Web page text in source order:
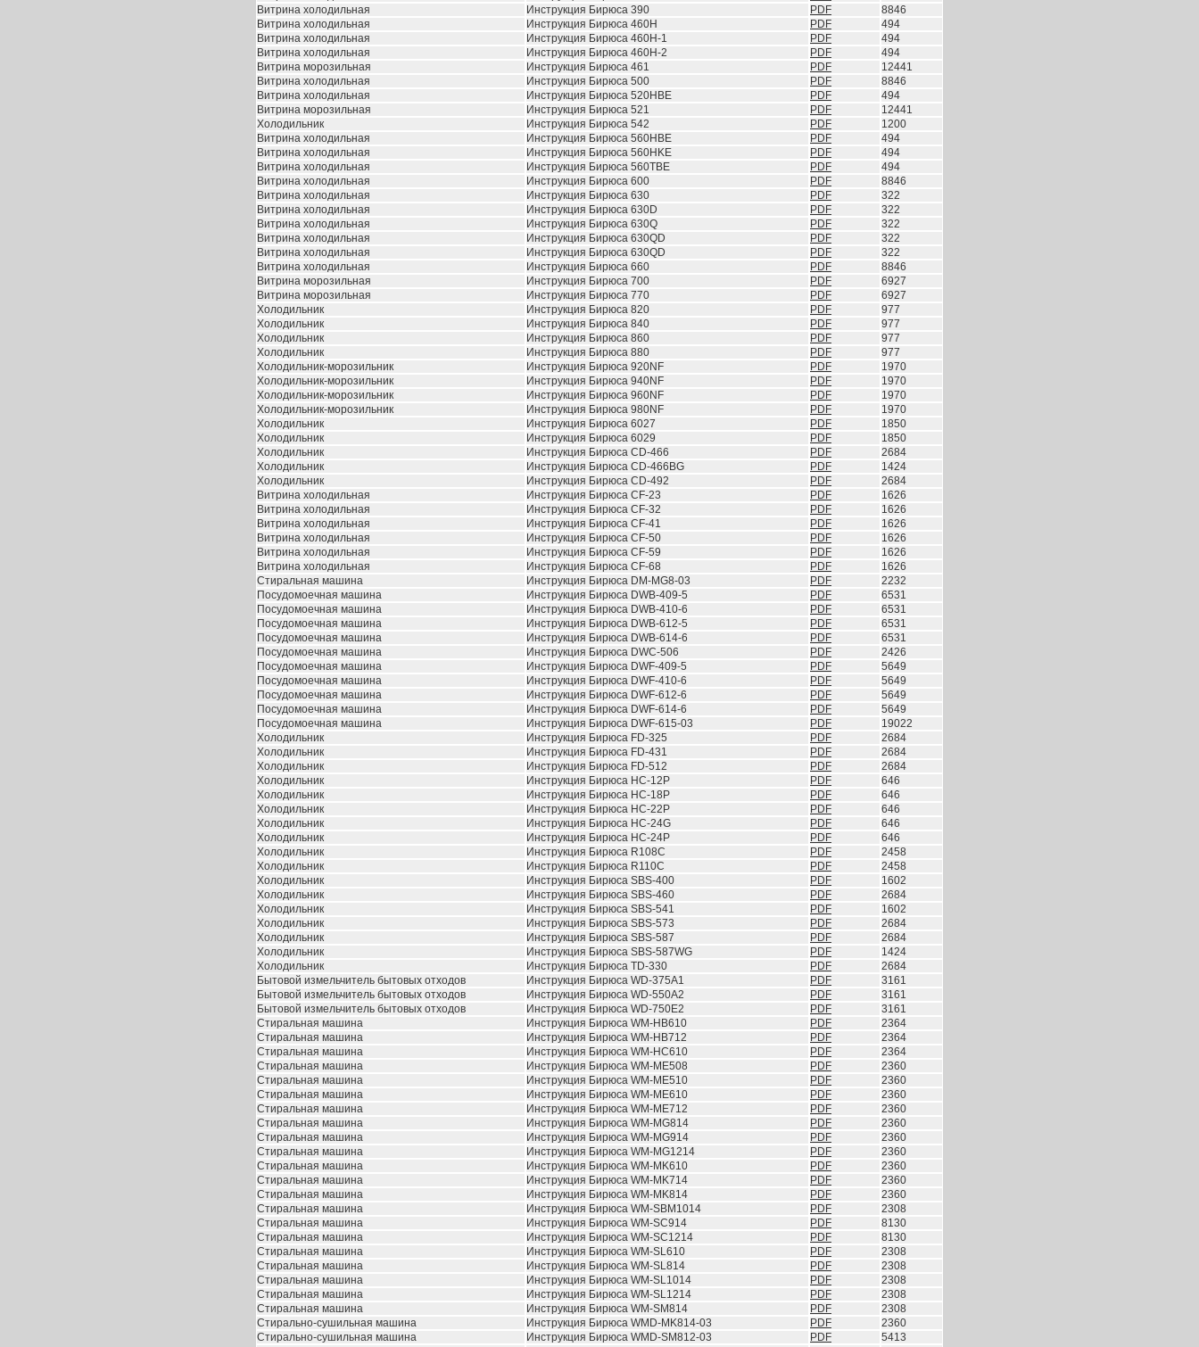
Витрина холодильная
Инструкция Бирюса 390 PDF
8846
Витрина холодильная
Инструкция Бирюса 460H PDF
494
Витрина холодильная
Инструкция Бирюса 460H-1 PDF
494
Витрина холодильная
Инструкция Бирюса 460H-2 PDF
494
Витрина морозильная
Инструкция Бирюса 461 PDF
12441
Витрина холодильная
Инструкция Бирюса 500 PDF
8846
Витрина холодильная
Инструкция Бирюса 520HBE PDF
494
Витрина морозильная
Инструкция Бирюса 521 PDF
12441
Холодильник
Инструкция Бирюса 542 PDF
1200
Витрина холодильная
Инструкция Бирюса 560HBE PDF
494
Витрина холодильная
Инструкция Бирюса 560HKE PDF
494
Витрина холодильная
Инструкция Бирюса 560TBE PDF
494
Витрина холодильная
Инструкция Бирюса 600 PDF
8846
Витрина холодильная
Инструкция Бирюса 630 PDF
322
Витрина холодильная
Инструкция Бирюса 630D PDF
322
Витрина холодильная
Инструкция Бирюса 630Q PDF
322
Витрина холодильная
Инструкция Бирюса 630QD PDF
322
Витрина холодильная
Инструкция Бирюса 630QD PDF
322
Витрина холодильная
Инструкция Бирюса 660 PDF
8846
Витрина морозильная
Инструкция Бирюса 700 PDF
6927
Витрина морозильная
Инструкция Бирюса 770 PDF
6927
Холодильник
Инструкция Бирюса 820 PDF
977
Холодильник
Инструкция Бирюса 840 PDF
977
Холодильник
Инструкция Бирюса 860 PDF
977
Холодильник
Инструкция Бирюса 880 PDF
977
Холодильник-морозильник
Инструкция Бирюса 920NF PDF
1970
Холодильник-морозильник
Инструкция Бирюса 940NF PDF
1970
Холодильник-морозильник
Инструкция Бирюса 960NF PDF
1970
Холодильник-морозильник
Инструкция Бирюса 980NF PDF
1970
Холодильник
Инструкция Бирюса 6027 PDF
1850
Холодильник
Инструкция Бирюса 6029 PDF
1850
Холодильник
Инструкция Бирюса CD-466 PDF
2684
Холодильник
Инструкция Бирюса CD-466BG PDF
1424
Холодильник
Инструкция Бирюса CD-492 PDF
2684
Витрина холодильная
Инструкция Бирюса CF-23 PDF
1626
Витрина холодильная
Инструкция Бирюса CF-32 PDF
1626
Витрина холодильная
Инструкция Бирюса CF-41 PDF
1626
Витрина холодильная
Инструкция Бирюса CF-50 PDF
1626
Витрина холодильная
Инструкция Бирюса CF-59 PDF
1626
Витрина холодильная
Инструкция Бирюса CF-68 PDF
1626
Стиральная машина
Инструкция Бирюса DM-MG8-03 PDF
2232
Посудомоечная машина
Инструкция Бирюса DWB-409-5 PDF
6531
Посудомоечная машина
Инструкция Бирюса DWB-410-6 PDF
6531
Посудомоечная машина
Инструкция Бирюса DWB-612-5 PDF
6531
Посудомоечная машина
Инструкция Бирюса DWB-614-6 PDF
6531
Посудомоечная машина
Инструкция Бирюса DWC-506 PDF
2426
Посудомоечная машина
Инструкция Бирюса DWF-409-5 PDF
5649
Посудомоечная машина
Инструкция Бирюса DWF-410-6 PDF
5649
Посудомоечная машина
Инструкция Бирюса DWF-612-6 PDF
5649
Посудомоечная машина
Инструкция Бирюса DWF-614-6 PDF
5649
Посудомоечная машина
Инструкция Бирюса DWF-615-03 PDF
19022
Холодильник
Инструкция Бирюса FD-325 PDF
2684
Холодильник
Инструкция Бирюса FD-431 PDF
2684
Холодильник
Инструкция Бирюса FD-512 PDF
2684
Холодильник
Инструкция Бирюса HC-12P PDF
646
Холодильник
Инструкция Бирюса HC-18P PDF
646
Холодильник
Инструкция Бирюса HC-22P PDF
646
Холодильник
Инструкция Бирюса HC-24G PDF
646
Холодильник
Инструкция Бирюса HC-24P PDF
646
Холодильник
Инструкция Бирюса R108C PDF
2458
Холодильник
Инструкция Бирюса R110C PDF
2458
Холодильник
Инструкция Бирюса SBS-400 PDF
1602
Холодильник
Инструкция Бирюса SBS-460 PDF
2684
Холодильник
Инструкция Бирюса SBS-541 PDF
1602
Холодильник
Инструкция Бирюса SBS-573 PDF
2684
Холодильник
Инструкция Бирюса SBS-587 PDF
2684
Холодильник
Инструкция Бирюса SBS-587WG PDF
1424
Холодильник
Инструкция Бирюса TD-330 PDF
2684
Бытовой измельчитель бытовых отходов
Инструкция Бирюса WD-375A1 PDF
3161
Бытовой измельчитель бытовых отходов
Инструкция Бирюса WD-550A2 PDF
3161
Бытовой измельчитель бытовых отходов
Инструкция Бирюса WD-750E2 PDF
3161
Стиральная машина
Инструкция Бирюса WM-HB610 PDF
2364
Стиральная машина
Инструкция Бирюса WM-HB712 PDF
2364
Стиральная машина
Инструкция Бирюса WM-HC610 PDF
2364
Стиральная машина
Инструкция Бирюса WM-ME508 PDF
2360
Стиральная машина
Инструкция Бирюса WM-ME510 PDF
2360
Стиральная машина
Инструкция Бирюса WM-ME610 PDF
2360
Стиральная машина
Инструкция Бирюса WM-ME712 PDF
2360
Стиральная машина
Инструкция Бирюса WM-MG814 PDF
2360
Стиральная машина
Инструкция Бирюса WM-MG914 PDF
2360
Стиральная машина
Инструкция Бирюса WM-MG1214 PDF
2360
Стиральная машина
Инструкция Бирюса WM-MK610 PDF
2360
Стиральная машина
Инструкция Бирюса WM-MK714 PDF
2360
Стиральная машина
Инструкция Бирюса WM-MK814 PDF
2360
Стиральная машина
Инструкция Бирюса WM-SBM1014 PDF
2308
Стиральная машина
Инструкция Бирюса WM-SC914 PDF
8130
Стиральная машина
Инструкция Бирюса WM-SC1214 PDF
8130
Стиральная машина
Инструкция Бирюса WM-SL610 PDF
2308
Стиральная машина
Инструкция Бирюса WM-SL814 PDF
2308
Стиральная машина
Инструкция Бирюса WM-SL1014 PDF
2308
Стиральная машина
Инструкция Бирюса WM-SL1214 PDF
2308
Стиральная машина
Инструкция Бирюса WM-SM814 PDF
2308
Стирально-сушильная машина
Инструкция Бирюса WMD-MK814-03 PDF
2360
Стирально-сушильная машина
Инструкция Бирюса WMD-SM812-03 PDF
5413